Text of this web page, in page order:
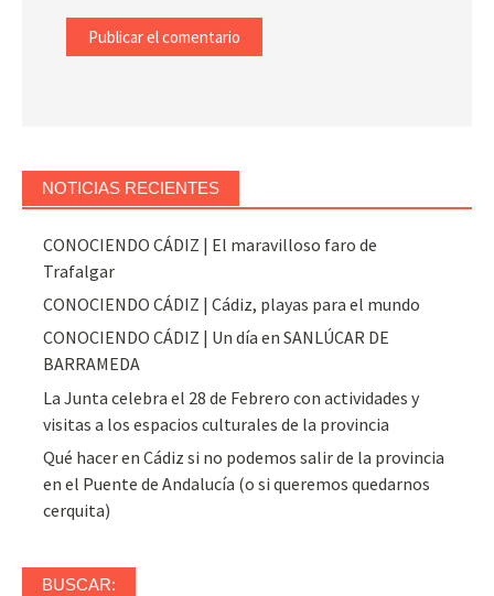
NOTICIAS RECIENTES
CONOCIENDO CÁDIZ | El maravilloso faro de
Trafalgar
CONOCIENDO CÁDIZ | Cádiz, playas para el mundo
CONOCIENDO CÁDIZ | Un día en SANLÚCAR DE
BARRAMEDA
La Junta celebra el 28 de Febrero con actividades y
visitas a los espacios culturales de la provincia
Qué hacer en Cádiz si no podemos salir de la provincia
en el Puente de Andalucía (o si queremos quedarnos
cerquita)
BUSCAR: